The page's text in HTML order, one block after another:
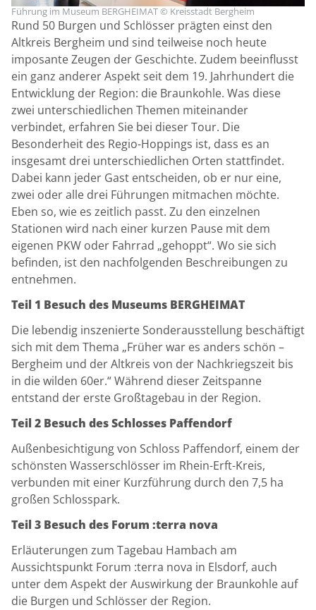
Führung im Museum BERGHEIMAT © Kreisstadt Bergheim
Rund 50 Burgen und Schlösser prägten einst den
Altkreis Bergheim und sind teilweise noch heute
imposante Zeugen der Geschichte. Zudem beeinflusst
ein ganz anderer Aspekt seit dem 19. Jahrhundert die
Entwicklung der Region: die Braunkohle. Was diese
zwei unterschiedlichen Themen miteinander
verbindet, erfahren Sie bei dieser Tour. Die
Besonderheit des Regio-Hoppings ist, dass es an
insgesamt drei unterschiedlichen Orten stattfindet.
Dabei kann jeder Gast entscheiden, ob er nur eine,
zwei oder alle drei Führungen mitmachen möchte.
Eben so, wie es zeitlich passt. Zu den einzelnen
Stationen wird nach einer kurzen Pause mit dem
eigenen PKW oder Fahrrad „gehoppt“. Wo sie sich
befinden, ist den nachfolgenden Beschreibungen zu
entnehmen.
Teil 1 Besuch des Museums BERGHEIMAT
Die lebendig inszenierte Sonderausstellung beschäftigt
sich mit dem Thema „Früher war es anders schön –
Bergheim und der Altkreis von der Nachkriegszeit bis
in die wilden 60er.“ Während dieser Zeitspanne
entstand der erste Großtagebau in der Region.
Teil 2 Besuch des Schlosses Paffendorf
Außenbesichtigung von Schloss Paffendorf, einem der
schönsten Wasserschlösser im Rhein-Erft-Kreis,
verbunden mit einer Kurzführung durch den 7,5 ha
großen Schlosspark.
Teil 3 Besuch des Forum :terra nova
Erläuterungen zum Tagebau Hambach am
Aussichtspunkt Forum :terra nova in Elsdorf, auch
unter dem Aspekt der Auswirkung der Braunkohle auf
die Burgen und Schlösser der Region.